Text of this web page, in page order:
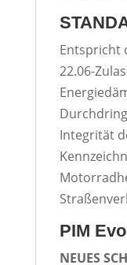
Entspricht
22.06-
Integrität
PIM
NEUES